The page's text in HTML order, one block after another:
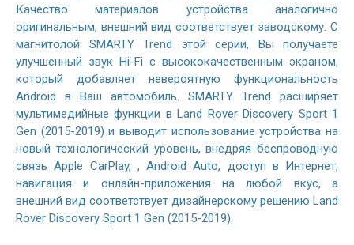
Качество материалов устройства аналогично
оригинальным, внешний вид соответствует заводскому. С
магнитолой SMARTY Trend этой серии, Вы получаете
улучшенный звук Hi-Fi с высококачественным экраном,
который добавляет невероятную функциональность
Android в Ваш автомобиль. SMARTY Trend расширяет
мультимедийные функции в Land Rover Discovery Sport 1
Gen (2015-2019) и выводит использование устройства на
новый технологический уровень, внедряя беспроводную
связь Apple CarPlay, , Android Auto, доступ в Интернет,
навигация и онлайн-приложения на любой вкус, а
внешний вид соответствует дизайнерскому решению Land
Rover Discovery Sport 1 Gen (2015-2019).